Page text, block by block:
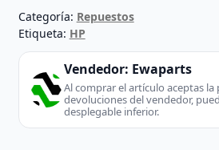
Categoría: Repuestos
Etiqueta: HP
Vendedor: Ewaparts
Al comprar el artículo aceptas la
devoluciones del vendedor,
desplegable inferior.